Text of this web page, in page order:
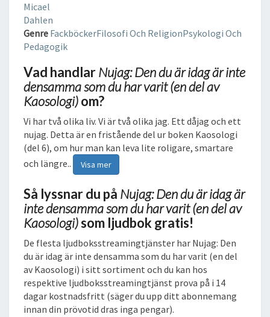
E
A
M
S
O
M
H
A
R
V
A
R
I
T
(
E
Micael
Dahlen
Genre FackböckerFilosofi Och ReligionPsykologi Och
Pedagogik
Vad handlarNujag: Den du är idag är inte
densamma som du har varit (en del av
Kaosologi)om?
Vi har två olika liv. Vi är två olika jag. Ett dåjag och ett
nujag. Detta är en fristående del ur boken Kaosologi
(del 6), om hur man kan leva lite roligare, smartare
och längre..
Visa mer
Så lyssnar du på Nujag: Den du är idag är
inte densamma som du har varit (en del av
Kaosologi)som ljudbok gratis!
De flesta ljudboksstreamingtjänster har Nujag: Den
du är idag är inte densamma som du har varit (en del
av Kaosologi) i sitt sortiment och du kan hos
respektive ljudboksstreamingtjänst prova på i 14
dagar kostnadsfritt (säger du upp ditt abonnemang
innan din prövotid dras inga pengar).